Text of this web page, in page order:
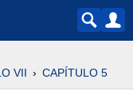
VII CAPÍTULO 5